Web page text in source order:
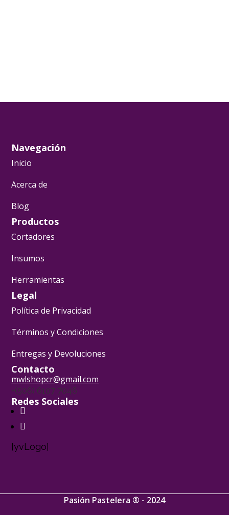
Navegación
Inicio
Acerca de
Blog
Productos
Cortadores
Insumos
Herramientas
Legal
Política de Privacidad
Términos y Condiciones
Entregas y Devoluciones
Contacto
mwlshopcr@gmail.com
+(506) 6107 7046
Redes Sociales
[yvLogo]
Pasión Pastelera ® - 2024